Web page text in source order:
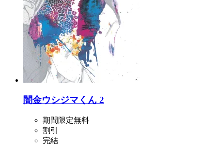
闇金ウシジマくん 2
期間限定無料
割引
完結